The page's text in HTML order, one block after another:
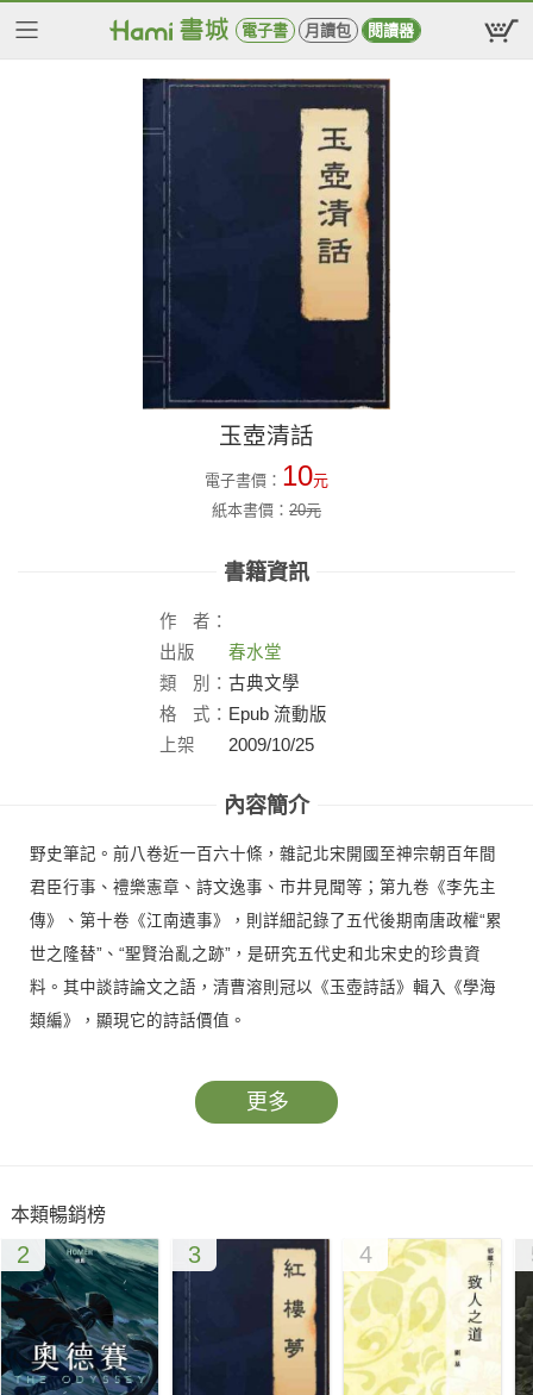
電子書 月讀包 閱讀器
玉壺清話
電子書價： 10元
紙本書價： 20元
書籍資訊
作
者：
出版
社：
春水堂
類
別： 古典文學
格
式： Epub 流動版
上架
2009/10/25
內容簡介
野史筆記。前八卷近一百六十條，雜記北宋開國至神宗朝百年間
君臣行事、禮樂憲章、詩文逸事、市井見聞等；第九卷《李先主
傳》、第十卷《江南遺事》，則詳細記錄了五代後期南唐政權“累
世之隆替”、“聖賢治亂之跡”，是研究五代史和北宋史的珍貴資
料。其中談詩論文之語，清曹溶則冠以《玉壺詩話》輯入《學海
類編》，顯現它的詩話價值。
更多
本類暢銷榜
2 3 4